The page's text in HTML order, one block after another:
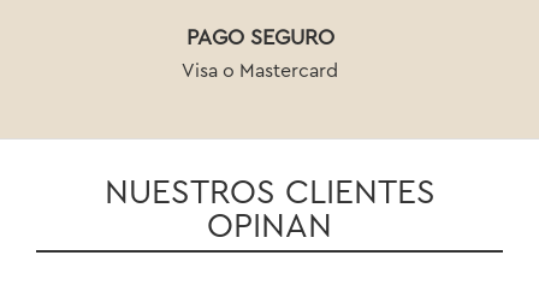
PAGO SEGURO
Visa o Mastercard
NUESTROS CLIENTES
OPINAN